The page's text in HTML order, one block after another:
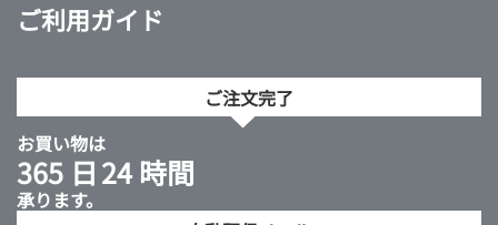
ご利用ガイド
ご注文完了
お買い物は
365 日24 時間
承ります。